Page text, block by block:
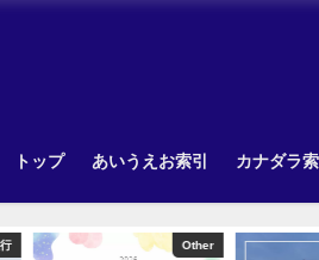
トップ あいうえお索引 カナダラ索
Other Uncategorized